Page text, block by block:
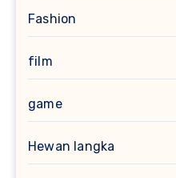
Fashion
film
game
Hewan langka